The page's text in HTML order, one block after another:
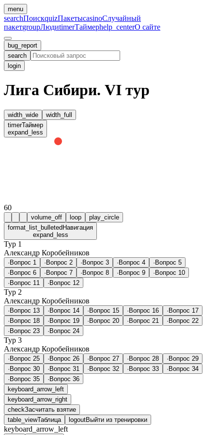
menu
searchПоискquizПакетыcasinoСлучайный
пакетgroupЛюдиtimerТаймерhelp_centerО сайте
bug_report
search
login
Лига Сибири. VI тур
width_wide
width_full
timerТаймер
expand_less
60
volume_off loop
play_circle
format_list_bulleted Навигация
expand_less
Тур 1
Александр Коробейников
· Вопрос 1 · Вопрос 2 · Вопрос 3 · Вопрос 4 · Вопрос 5
· Вопрос 6 · Вопрос 7 · Вопрос 8 · Вопрос 9 · Вопрос 10
· Вопрос 11 · Вопрос 12
Тур 2
Александр Коробейников
· Вопрос 13 · Вопрос 14 · Вопрос 15 · Вопрос 16 · Вопрос 17
· Вопрос 18 · Вопрос 19 · Вопрос 20 · Вопрос 21 · Вопрос 22
· Вопрос 23 · Вопрос 24
Тур 3
Александр Коробейников
· Вопрос 25 · Вопрос 26 · Вопрос 27 · Вопрос 28 · Вопрос 29
· Вопрос 30 · Вопрос 31 · Вопрос 32 · Вопрос 33 · Вопрос 34
· Вопрос 35 · Вопрос 36
keyboard_arrow_left
keyboard_arrow_right
checkЗасчитать взятие
table_viewТаблица logoutВыйти из тренировки
keyboard_arrow_left